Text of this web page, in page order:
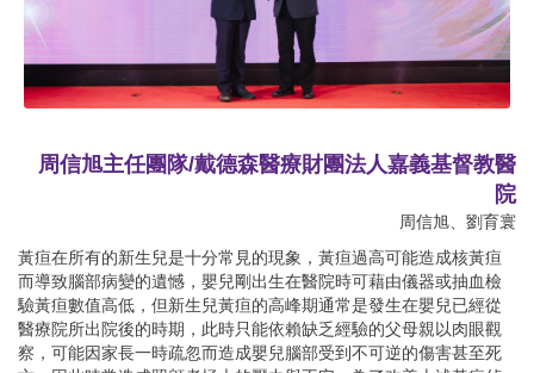
周信旭主任團隊/戴德森醫療財團法人嘉義基督教醫
院
周信旭、劉育寰
黃疸在所有的新生兒是十分常見的現象，黃疸過高可能造成核黃疸
而導致腦部病變的遺憾，嬰兒剛出生在醫院時可藉由儀器或抽血檢
驗黃疸數值高低，但新生兒黃疸的高峰期通常是發生在嬰兒已經從
醫療院所出院後的時期，此時只能依賴缺乏經驗的父母親以肉眼觀
察，可能因家長一時疏忽而造成嬰兒腦部受到不可逆的傷害甚至死